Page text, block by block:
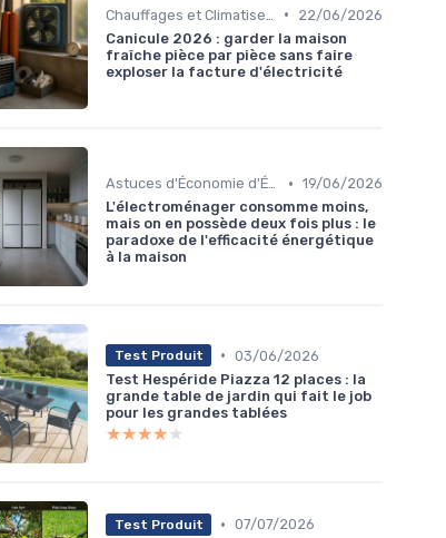
•
22/06/2026
Canicule 2026 : garder la maison
fraîche pièce par pièce sans faire
exploser la facture d'électricité
Astuces d'Économie d'Énergie • 19/06/2026
L'électroménager consomme moins,
mais on en possède deux fois plus : le
paradoxe de l'efficacité énergétique
à la maison
Test Produit • 03/06/2026
Test Hespéride Piazza 12 places : la
grande table de jardin qui fait le job
pour les grandes tablées
★★★★★
★★★★★
Test Produit • 07/07/2026